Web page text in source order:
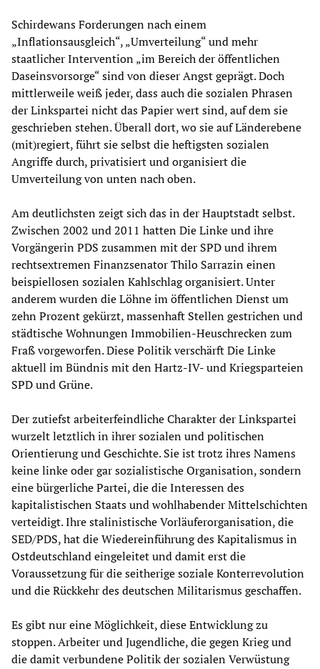
Schirdewans Forderungen nach einem
„Inflationsausgleich“, „Umverteilung“ und mehr
staatlicher Intervention „im Bereich der öffentlichen
Daseinsvorsorge“ sind von dieser Angst geprägt. Doch
mittlerweile weiß jeder, dass auch die sozialen Phrasen
der Linkspartei nicht das Papier wert sind, auf dem sie
geschrieben stehen. Überall dort, wo sie auf Länderebene
(mit)regiert, führt sie selbst die heftigsten sozialen
Angriffe durch, privatisiert und organisiert die
Umverteilung von unten nach oben.
Am deutlichsten zeigt sich das in der Hauptstadt selbst.
Zwischen 2002 und 2011 hatten Die Linke und ihre
Vorgängerin PDS zusammen mit der SPD und ihrem
rechtsextremen Finanzsenator Thilo Sarrazin einen
beispiellosen sozialen Kahlschlag organisiert. Unter
anderem wurden die Löhne im öffentlichen Dienst um
zehn Prozent gekürzt, massenhaft Stellen gestrichen und
städtische Wohnungen Immobilien-Heuschrecken zum
Fraß vorgeworfen. Diese Politik verschärft Die Linke
aktuell im Bündnis mit den Hartz-IV- und Kriegsparteien
SPD und Grüne.
Der zutiefst arbeiterfeindliche Charakter der Linkspartei
wurzelt letztlich in ihrer sozialen und politischen
Orientierung und Geschichte. Sie ist trotz ihres Namens
keine linke oder gar sozialistische Organisation, sondern
eine bürgerliche Partei, die die Interessen des
kapitalistischen Staats und wohlhabender Mittelschichten
verteidigt. Ihre stalinistische Vorläuferorganisation, die
SED/PDS, hat die Wiedereinführung des Kapitalismus in
Ostdeutschland eingeleitet und damit erst die
Voraussetzung für die seitherige soziale Konterrevolution
und die Rückkehr des deutschen Militarismus geschaffen.
Es gibt nur eine Möglichkeit, diese Entwicklung zu
stoppen. Arbeiter und Jugendliche, die gegen Krieg und
die damit verbundene Politik der sozialen Verwüstung